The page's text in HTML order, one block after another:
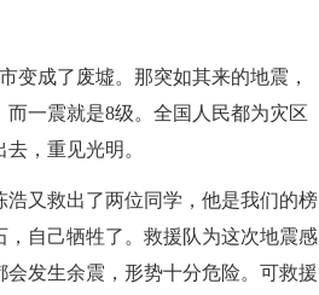
变成了废墟。那突如其来的地震，
一震就是8级。全国人民都为灾区
，重见光明。
又救出了两位同学，他是我们的榜
自己牺牲了。救援队为这次地震感
发生余震，形势十分危险。可救援